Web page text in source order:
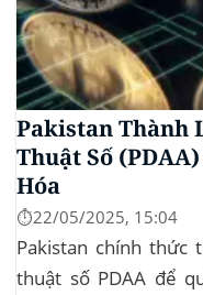
Pakistan Thành
Thuật Số
Hóa
⏱️22/05/2025, 15:04
Pakistan chính thức
thuật số PDAA để